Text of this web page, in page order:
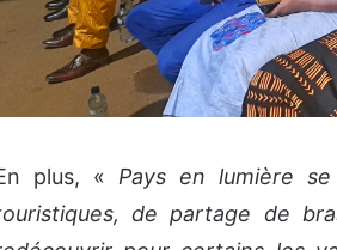
plus, « Pays en lumière
de partage de